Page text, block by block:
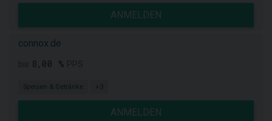
ANMELDEN
connox.de
8,00 %
Speisen & Getränke +3
ANMELDEN